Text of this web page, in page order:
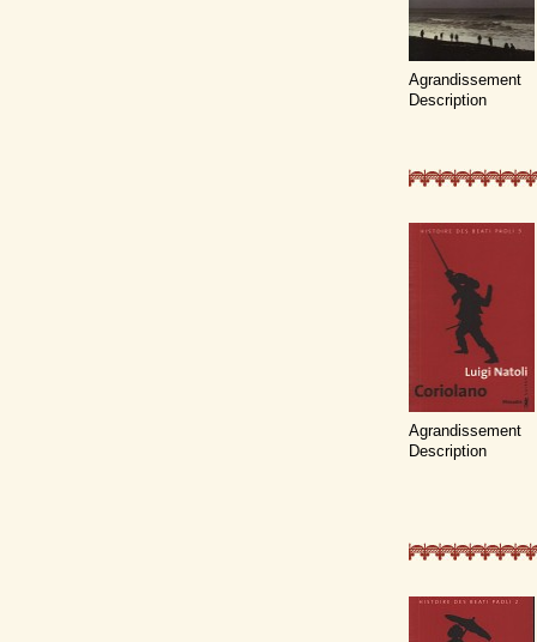
Agrandissement
Description
Agrandissement
Description